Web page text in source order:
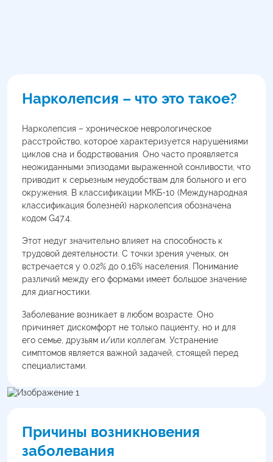
Нарколепсия – что это такое?
Нарколепсия – хроническое неврологическое
расстройство, которое характеризуется нарушениями
циклов сна и бодрствования. Оно часто проявляется
неожиданными эпизодами выраженной сонливости, что
приводит к серьезным неудобствам для больного и его
окружения. В классификации МКБ-10 (Международная
классификация болезней) нарколепсия обозначена
кодом G47.4.
Этот недуг значительно влияет на способность к
трудовой деятельности. С точки зрения ученых, он
встречается у 0,02% до 0,16% населения. Понимание
различий между его формами имеет большое значение
для диагностики.
Заболевание возникает в любом возрасте. Оно
причиняет дискомфорт не только пациенту, но и для
его семье, друзьям и/или коллегам. Устранение
симптомов является важной задачей, стоящей перед
специалистами.
Причины возникновения
заболевания